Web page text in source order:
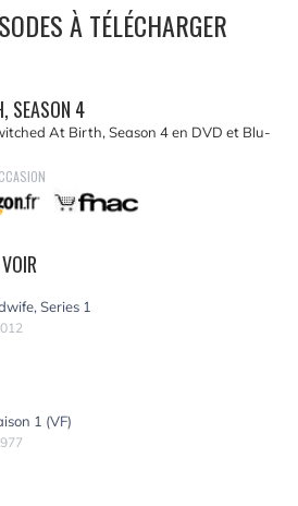
À TÉLÉCHARGER
SEASON 4
At Birth, Season 4 en DVD et Blu-
Series 1
1 (VF)